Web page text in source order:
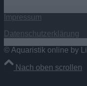
Impressum
Datenschutzerklärung
© Aquaristik online by
Nach oben scrollen